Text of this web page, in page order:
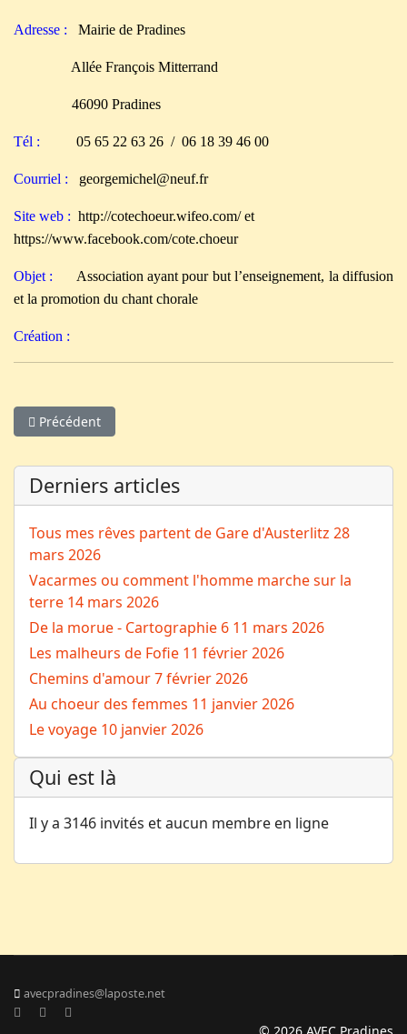
Adresse : Mairie de Pradines
Allée François Mitterrand
46090 Pradines
Tél : 05 65 22 63 26 / 06 18 39 46 00
Courriel : georgemichel@neuf.fr
Site web : http://cotechoeur.wifeo.com/et
https://www.facebook.com/cote.choeur
Objet :
Association ayant pour but l’enseignement, la diffusion
et la promotion du chant chorale
Création :
Article précédent : Le conseil d'administration
Précédent
Derniers articles
Tous mes rêves partent de Gare d'Austerlitz 28
mars 2026
Vacarmes ou comment l'homme marche sur la
terre 14 mars 2026
De la morue - Cartographie 6 11 mars 2026
Les malheurs de Fofie 11 février 2026
Chemins d'amour7 février 2026
Au choeur des femmes 11 janvier 2026
Le voyage 10 janvier 2026
Qui est là
Il y a 3146 invités et aucun membre en ligne
avecpradines@laposte.net